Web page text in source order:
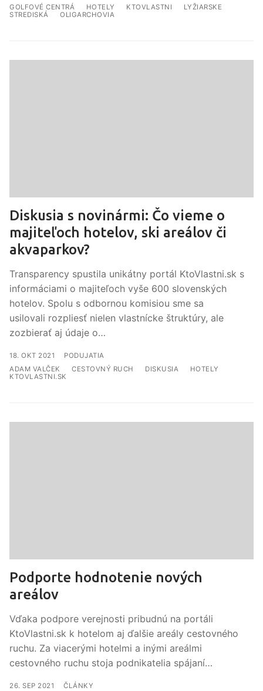
GOLFOVÉ CENTRÁ
HOTELY KTOVLASTNI
LYŽIARSKE
STREDISKÁ
OLIGARCHOVIA
Diskusia s novinármi: Čo vieme o
majiteľoch hotelov, ski areálov či
akvaparkov?
Transparency spustila unikátny portál KtoVlastni.sk s
informáciami o majiteľoch vyše 600 slovenských
hotelov. Spolu s odbornou komisiou sme sa
usilovali rozpliesť nielen vlastnícke štruktúry, ale
zozbierať aj údaje o…
PODUJATIA
ADAM VALČEK
CESTOVNÝ RUCH DISKUSIA
HOTELY
KTOVLASTNI.SK
Podporte hodnotenie nových
areálov
Vďaka podpore verejnosti pribudnú na portáli
KtoVlastni.sk k hotelom aj ďalšie areály cestovného
ruchu. Za viacerými hotelmi a inými areálmi
cestovného ruchu stoja podnikatelia spájaní…
ČLÁNKY